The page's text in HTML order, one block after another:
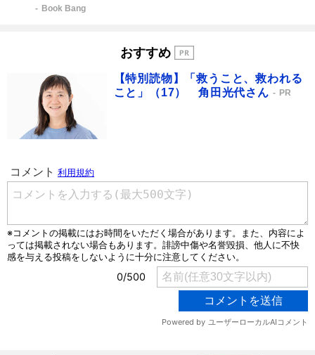
Book Bang
おすすめ
【特別読物】「救うこと、救われる
こと」（17） 角田光代さん
PR